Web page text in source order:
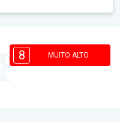
8 MUITO ALTO